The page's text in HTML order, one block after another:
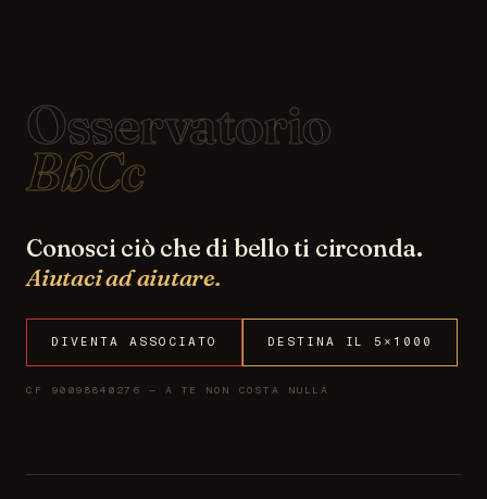
Osservatorio
BbCc
Conosci ciò che di bello ti circonda.
Aiutaci ad aiutare.
DIVENTA ASSOCIATO DESTINA IL 5×1000
CF 90098840276 — A TE NON COSTA NULLA